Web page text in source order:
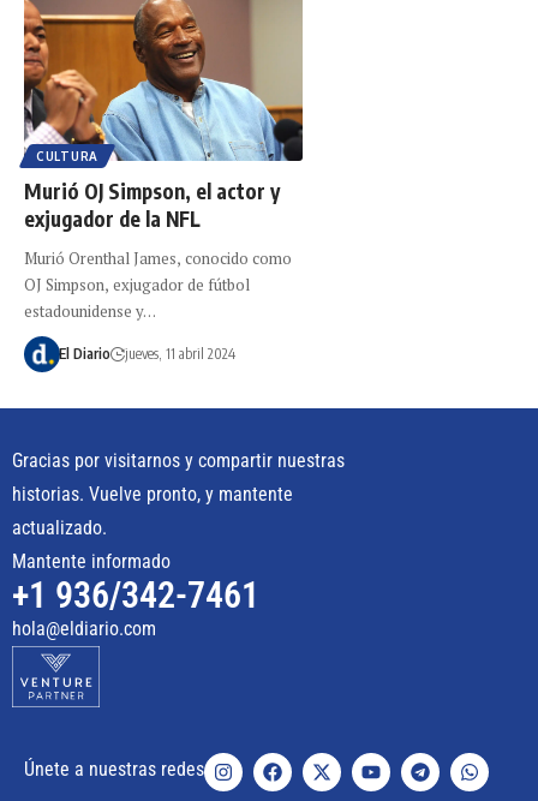
CULTURA
Murió OJ Simpson, el actor y
exjugador de la NFL
Murió Orenthal James, conocido como
OJ Simpson, exjugador de fútbol
estadounidense y…
El Diario jueves, 11 abril 2024
Gracias por visitarnos y compartir nuestras
historias. Vuelve pronto, y mantente
actualizado.
Mantente informado
+1 936/342-7461
hola@eldiario.com
Únete a nuestras redes